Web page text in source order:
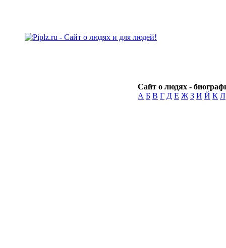
Сайт о людях -
А Б В Г Д Е Ж З И Й К Л